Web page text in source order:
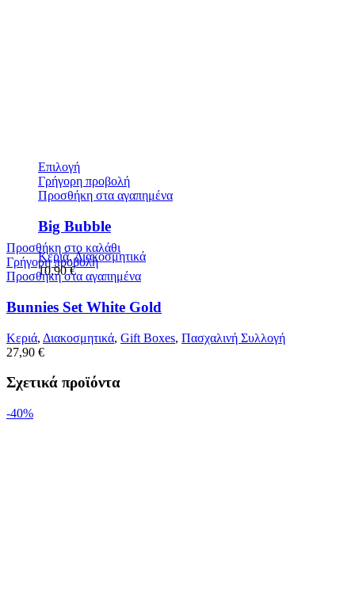
Επιλογή
Γρήγορη προβολή
Προσθήκη στα αγαπημένα
Big Bubble
Κεριά,Διακοσμητικά
10,90€
Προσθήκη στο καλάθι
Γρήγορη προβολή
Προσθήκη στα αγαπημένα
Bunnies Set White Gold
Κεριά, Διακοσμητικά, Gift Boxes, Πασχαλινή Συλλογή
27,90 €
Σχετικά προϊόντα
-40%